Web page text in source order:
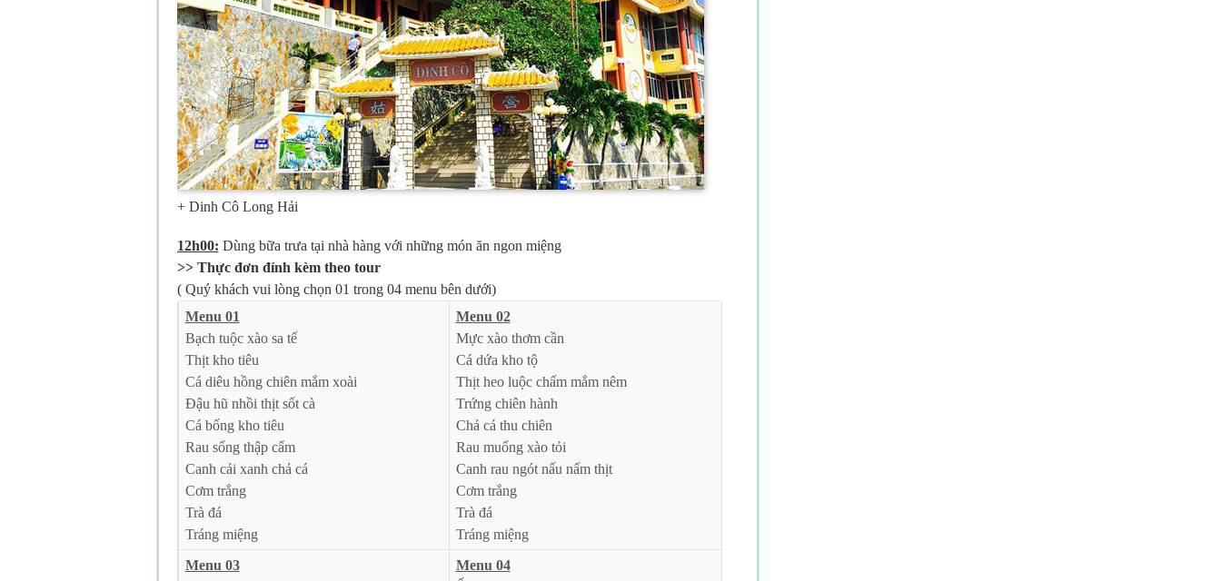
+ Dinh Cô Long Hải
12h00: Dùng bữa trưa tại nhà hàng với những món ăn ngon miệng
>> Thực đơn đính kèm theo tour
( Quý khách vui lòng chọn 01 trong 04 menu bên dưới)
Menu 01
Bạch tuộc xào sa tế
Thịt kho tiêu
Cá diêu hồng chiên mắm xoài
Đậu hũ nhồi thịt sốt cà
Cá bống kho tiêu
Rau sống thập cẩm
Canh cải xanh chả cá
Cơm trắng
Trà đá
Tráng miệng
Menu 02
Mực xào thơm cần
Cá dứa kho tộ
Thịt heo luộc chấm mắm nêm
Trứng chiên hành
Chả cá thu chiên
Rau muống xào tỏi
Canh rau ngót nấu nấm thịt
Cơm trắng
Trà đá
Tráng miệng
Menu 03
Menu 04